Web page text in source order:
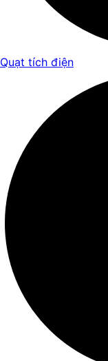
Quạt tích điện